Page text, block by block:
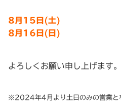
8月15日(土)
8月16日(日)
よろしくお願い申し上げます。
※2024年4月より土日のみの営業と